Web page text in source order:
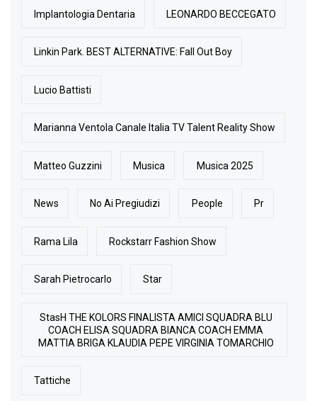
Implantologia Dentaria LEONARDO BECCEGATO
Linkin Park. BEST ALTERNATIVE: Fall Out Boy
Lucio Battisti
Marianna Ventola Canale Italia TV Talent Reality Show
Matteo Guzzini Musica Musica 2025
News No Ai Pregiudizi People Pr
Rama Lila Rockstarr Fashion Show
Sarah Pietrocarlo Star
StasH THE KOLORS FINALISTA AMICI SQUADRA BLU
COACH ELISA SQUADRA BIANCA COACH EMMA
MATTIA BRIGA KLAUDIA PEPE VIRGINIA TOMARCHIO
Tattiche